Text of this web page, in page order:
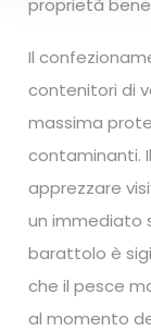
proprietà
Il
contenitori di
massima
contaminanti.
apprezzare
un immediato
barattolo è
che il pesce
al momento